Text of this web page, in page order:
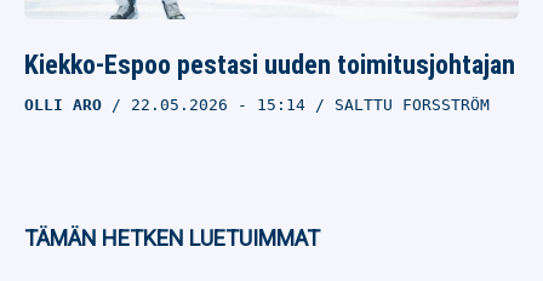
Kiekko-Espoo pestasi uuden toimitusjohtajan
OLLI ARO 22.05.2026 - 15:14 SALTTU FORSSTRÖM
TÄMÄN HETKEN LUETUIMMAT